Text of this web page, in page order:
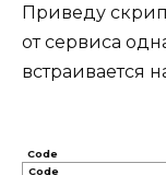
Приведу
от сервиса
встраивается
Code
Code